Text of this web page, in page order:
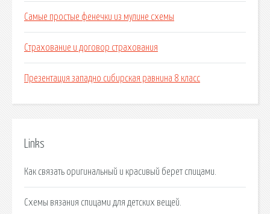
Самые простые фенечки из мулине схемы
Страхование и договор страхования
Презентация западно сибирская равнина 8 класс
Links
Как связать оригинальный и красивый берет спицами.
Схемы вязания спицами для детских вещей.